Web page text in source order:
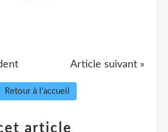
Article suivant »
Retour à l'accueil
article